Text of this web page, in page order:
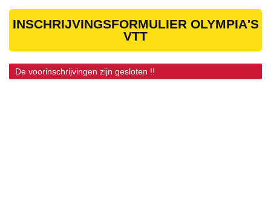
INSCHRIJVINGSFORMULIER OLYMPIA'S
VTT
De voorinschrijvingen zijn gesloten !!